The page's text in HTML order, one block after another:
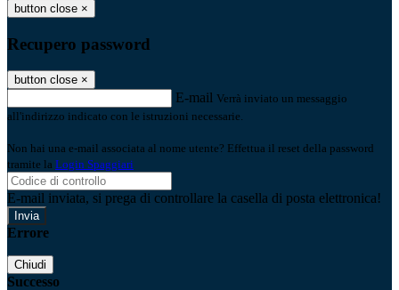
button close ×
Recupero password
button close ×
E-mail Verrà inviato un messaggio
all'indirizzo indicato con le istruzioni necessarie.
Non hai una e-mail associata al nome utente? Effettua il reset della password
tramite la Login Spaggiari
E-mail inviata, si prega di controllare la casella di posta elettronica!
Errore
Chiudi
Successo